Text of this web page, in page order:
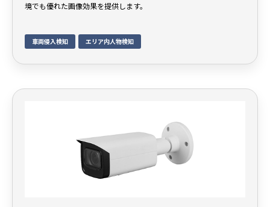
境でも優れた画像効果を提供します。
車両侵入検知 エリア内人物検知